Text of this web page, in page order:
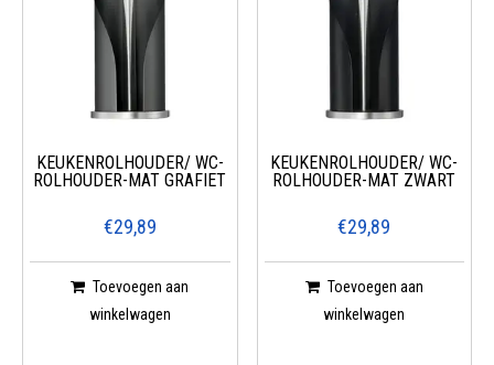
KEUKENROLHOUDER/ WC-
ROLHOUDER-MAT GRAFIET
€29,89
Toevoegen aan
winkelwagen
KEUKENROLHOUDER/ WC-
ROLHOUDER-MAT ZWART
€29,89
Toevoegen aan
winkelwagen